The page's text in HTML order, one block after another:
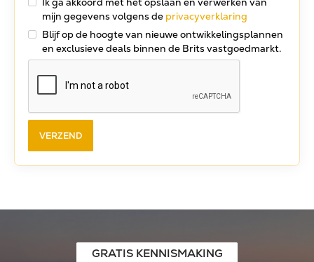
mijn gegevens volgens de privacyverklaring
Blijf op de hoogte van nieuwe ontwikkelingsplannen
en exclusieve deals binnen de Brits vastgoedmarkt.
GRATIS KENNISMAKING